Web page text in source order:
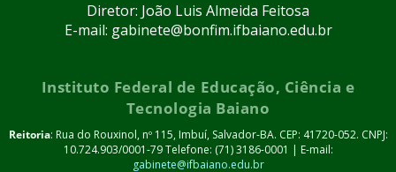
Diretor: João Luis Almeida Feitosa
E-mail: gabinete@bonfim.ifbaiano.edu.br
Instituto Federal de Educação, Ciência e
Tecnologia Baiano
Reitoria: Rua do Rouxinol, nº 115, Imbuí, Salvador-BA. CEP: 41720-052. CNPJ:
10.724.903/0001-79 Telefone: (71) 3186-0001 | E-mail:
gabinete@ifbaiano.edu.br